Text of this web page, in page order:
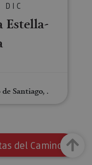
DIC
Estella-
Santiago, .
del Camino Arriba